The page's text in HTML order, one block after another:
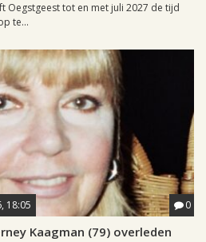
Oegstgeest tot en met juli 2027 de tijd
te...
18:05 0
Kaagman (79) overleden